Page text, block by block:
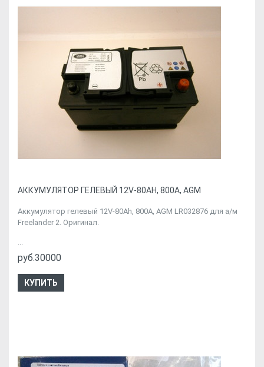
АККУМУЛЯТОР ГЕЛЕВЫЙ 12V-80AH, 800A, AGM
Аккумулятор гелевый 12V-80Ah, 800A, AGM LR032876 для а/м
Freelander 2. Оригинал.
...
руб.30000
КУПИТЬ